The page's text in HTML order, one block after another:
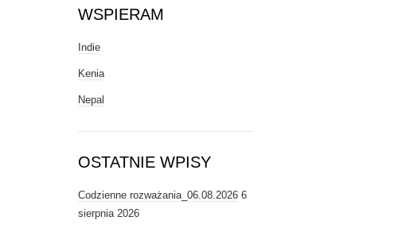
WSPIERAM
Indie
Kenia
Nepal
OSTATNIE WPISY
Codzienne rozważania_06.08.2026 6
sierpnia 2026